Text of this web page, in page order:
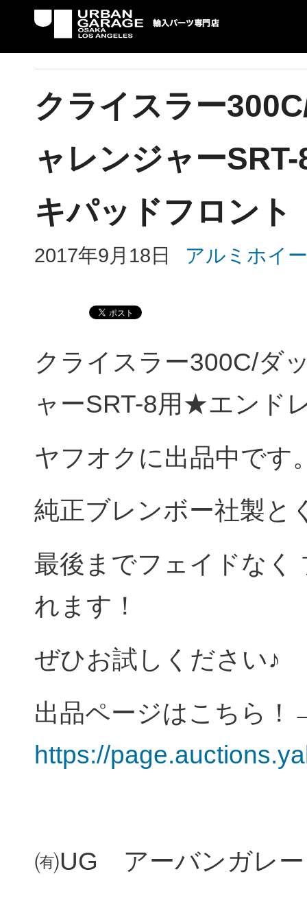
クライスラー
ャレンジャー
キパッドフロン
2017年9月18日 アルミホイ
クライスラー300C/ダ
ャーSRT-8用★エンド
ヤフオクに出品中です
純正ブレンボー社製と
最後までフェイドなく
れます！
ぜひお試しください♪
出品ページはこちら
https://
㈲UG アーバンガレ